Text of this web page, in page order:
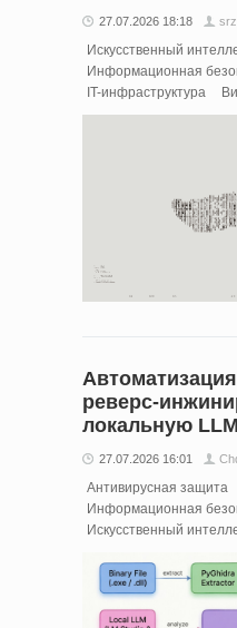
27.07.2026 18:18
Искусственный
Информационная
IT-инфраструктура
Автоматизация
локальную LLM
27.07.2026 16:01
Антивирусная защита
Информационная
Искусственный